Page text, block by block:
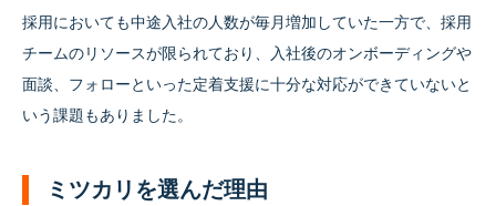
採用においても中途入社の人数が毎月増加していた一方で、採用
チームのリソースが限られており、入社後のオンボーディングや
面談、フォローといった定着支援に十分な対応ができていないと
いう課題もありました。
ミツカリを選んだ理由